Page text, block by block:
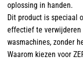
oplossing in handen.
Dit product is speciaal
effectief te verwijderen
wasmachines, zonder
Waarom kiezen voor